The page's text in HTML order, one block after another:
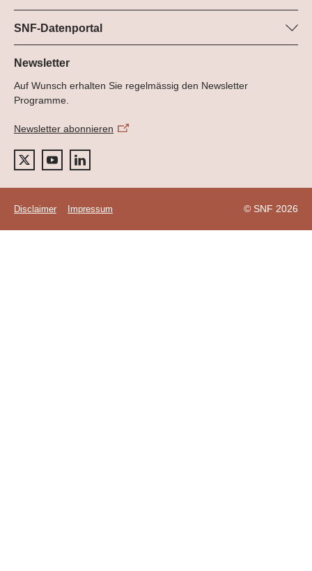
Alle NFP
Programm-Manager
Dr. Pascal Walther, SNF
Tel.: +
22
SNF-Datenportal
Hier finden Sie umfangreiche Informationen zu den vom SNF
geförderten Projekten.
Zum Datenportal
Newsletter
Auf Wunsch erhalten Sie regelmässig den Newsletter
Programme.
Newsletter abonnieren
Disclaimer Impressum © SNF 2026